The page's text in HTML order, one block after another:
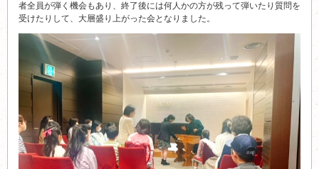
者全員が弾く機会もあり、終了後には何人かの方が残って弾いたり質問を
受けたりして、大層盛り上がった会となりました。